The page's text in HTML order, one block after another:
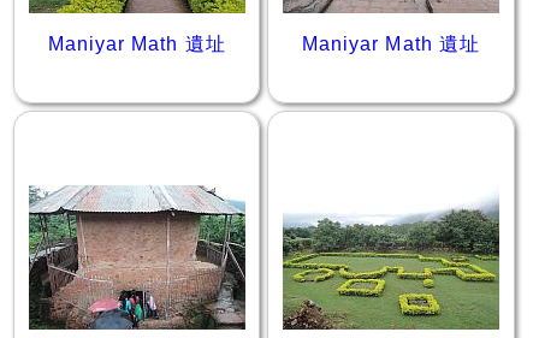
Maniyar Math 遺址 Maniyar Math 遺址